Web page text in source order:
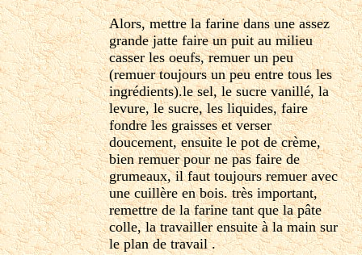
Alors, mettre la farine dans une assez
grande jatte faire un puit au milieu
casser les oeufs, remuer un peu
(remuer toujours un peu entre tous les
ingrédients).le sel, le sucre vanillé, la
levure, le sucre, les liquides, faire
fondre les graisses et verser
doucement, ensuite le pot de crème,
bien remuer pour ne pas faire de
grumeaux, il faut toujours remuer avec
une cuillère en bois. très important,
remettre de la farine tant que la pâte
colle, la travailler ensuite à la main sur
le plan de travail .